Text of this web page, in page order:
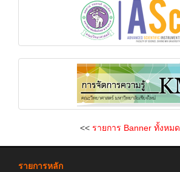
<< รายการ Banner ทั้งหมด
รายการหลัก